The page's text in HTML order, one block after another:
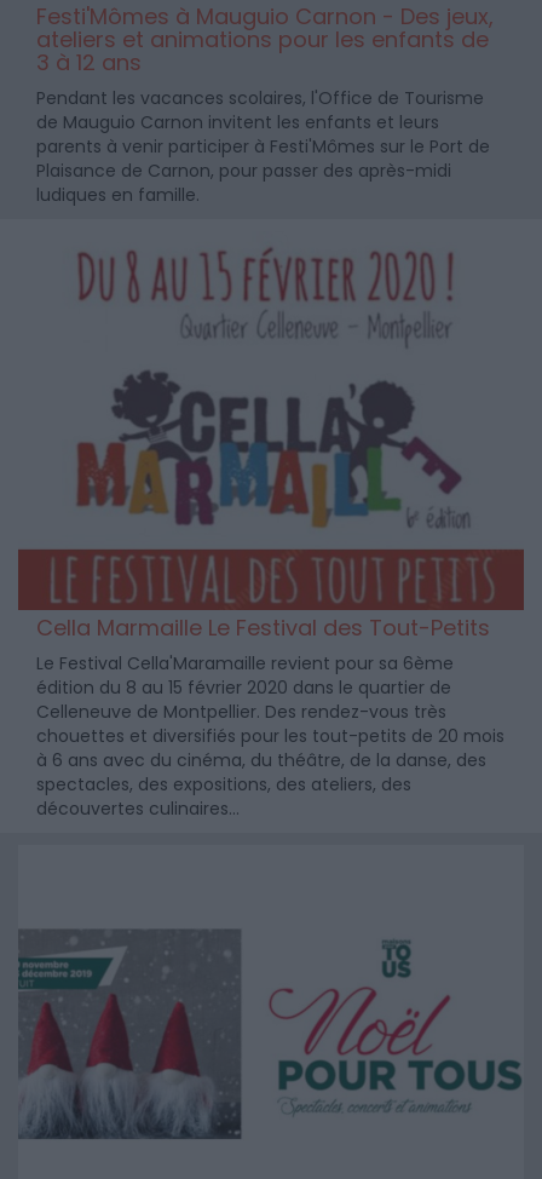
Festi'Mômes à Mauguio Carnon - Des jeux,
ateliers et animations pour les enfants de
3 à 12 ans
Pendant les vacances scolaires, l'Office de Tourisme
de Mauguio Carnon invitent les enfants et leurs
parents à venir participer à Festi'Mômes sur le Port de
Plaisance de Carnon, pour passer des après-midi
ludiques en famille.
Cella Marmaille Le Festival des Tout-Petits
Le Festival Cella'Maramaille revient pour sa 6ème
édition du 8 au 15 février 2020 dans le quartier de
Celleneuve de Montpellier. Des rendez-vous très
chouettes et diversifiés pour les tout-petits de 20 mois
à 6 ans avec du cinéma, du théâtre, de la danse, des
spectacles, des expositions, des ateliers, des
découvertes culinaires...